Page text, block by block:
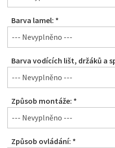
Barva lamel: *
--- Nevyplněno ---
Barva vodících lišt, držáků a
--- Nevyplněno ---
Způsob montáže: *
--- Nevyplněno ---
Způsob ovládání: *